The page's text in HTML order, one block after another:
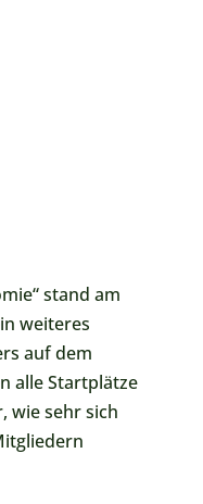
stand am
weiteres
auf dem
alle Startplätze
wie sehr sich